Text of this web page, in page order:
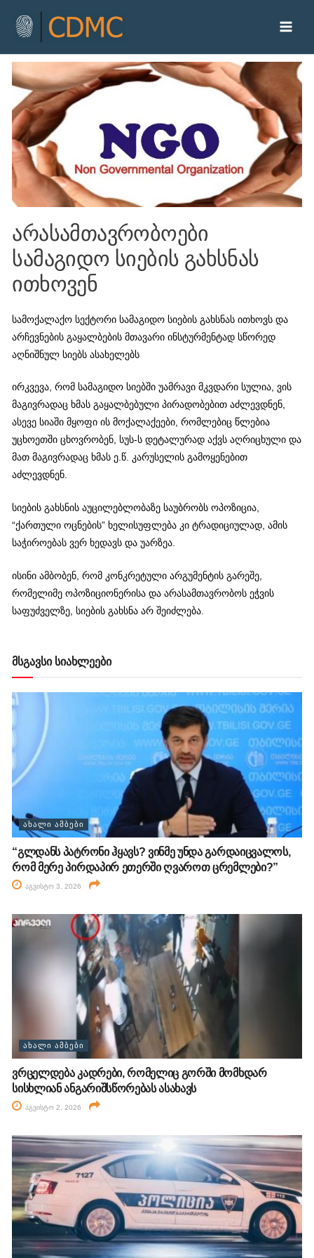
არასამთავრობოები
სამაგიდო სიების გახსნას
ითხოვენ
სამოქალაქო სექტორი სამაგიდო სიების გახსნას ითხოვს და
არჩევნების გაყალბების მთავარი ინსტურმენტად სწორედ
აღნიშნულ სიებს ასახელებს
ირკვევა, რომ სამაგიდო სიებში უამრავი მკვდარი სულია, ვის
მაგივრადაც ხმას გაყალბებული პირადობებით აძლევდნენ,
ასევე სიაში მყოფი ის მოქალაქეები, რომლებიც წლებია
უცხოეთში ცხოვრობენ, სუს-ს დეტალურად აქვს აღრიცხული და
მათ მაგივრადაც ხმას ე.წ. კარუსელის გამოყენებით
აძლევდნენ.
სიების გახსნის აუცილებლობაზე საუბრობს ოპოზიცია,
“ქართული ოცნების” ხელისუფლება კი ტრადიციულად, ამის
საჭიროებას ვერ ხედავს და უარზეა.
ისინი ამბობენ, რომ კონკრეტული არგუმენტის გარეშე,
რომელიმე ოპოზიციონერისა და არასამთავრობოს ეჭვის
საფუძველზე, სიების გახსნა არ შეიძლება.
მსგავსი სიახლეები
ᲐᲮᲐᲚᲘ ᲐᲛᲑᲔᲑᲘ
“გლდანს პატრონი ჰყავს? ვინმე უნდა გარდაიცვალოს,
რომ მერე პირდაპირ ეთერში ღვაროთ ცრემლები?”
აგვისტო 3, 2026
ᲐᲮᲐᲚᲘ ᲐᲛᲑᲔᲑᲘ
ვრცელდება კადრები, რომელიც გორში მომხდარ
სისხლიან ანგარიშსწორებას ასახავს
აგვისტო 2, 2026